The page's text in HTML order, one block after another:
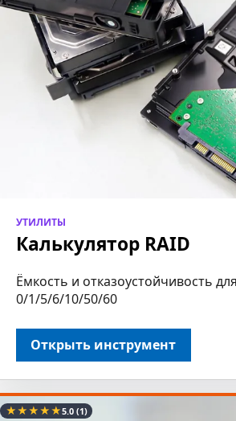
УТИЛИТЫ
Калькулятор RAID
Ёмкость и отказоустойчивость
0/1/5/6/10/50/60
Открыть инструмент
★★★★★5.0(1)